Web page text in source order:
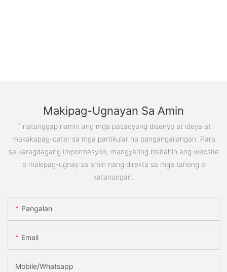
Makipag-Ugnayan Sa Amin
Tinatanggap namin ang mga pasadyang disenyo at ideya at
makakapag-cater sa mga partikular na pangangailangan. Para
sa karagdagang impormasyon, mangyaring bisitahin ang website
o makipag-ugnay sa amin nang direkta sa mga tanong o
katanungan.
Pangalan
Email
Mobile/Whatsapp